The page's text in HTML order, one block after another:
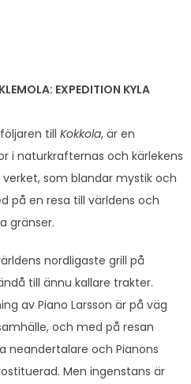
EXPEDITION KYLA
till Kokkola, är en
i naturkrafternas och kärlekens
som blandar mystik och
på en resa till världens och
gränser.
nordligaste grill på
till ännu kallare trakter.
av Piano Larsson är på väg
och med på resan
neandertalare och Pianons
Men ingenstans är